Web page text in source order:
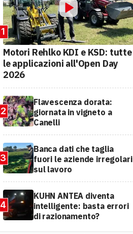
1
Motori Rehlko KDI e KSD: tutte
le applicazioni all'Open Day
2026
2
Flavescenza dorata:
giornata in vigneto a
Canelli
3
Banca dati che taglia
fuori le aziende irregolari
sul lavoro
4
KUHN ANTEA diventa
intelligente: basta errori
di razionamento?